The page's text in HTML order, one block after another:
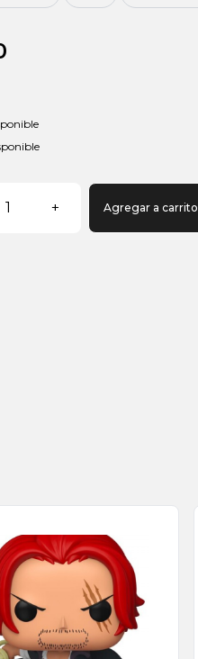
1 + Agregar a carrito